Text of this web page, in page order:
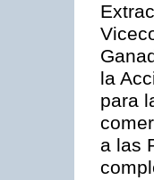
la
para
a las